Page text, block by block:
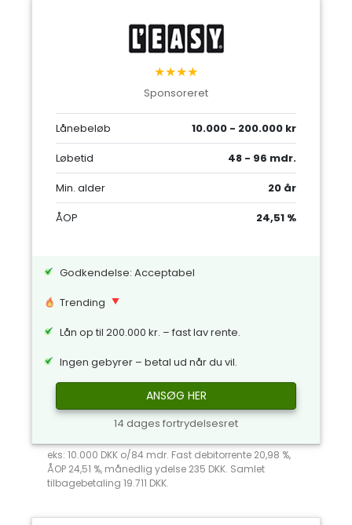
★★★★
Sponsoreret
Lånebeløb
10.000 - 200.000 kr
Løbetid
48 - 96 mdr.
Min. alder
20 år
ÅOP
24,51 %
Godkendelse: Acceptabel
Trending
Lån op til 200.000 kr. – fast lav rente.
Ingen gebyrer – betal ud når du vil.
ANSØG HER
14 dages fortrydelsesret
eks: 10.000 DKK o/84 mdr. Fast debitorrente 20,98 %,
ÅOP 24,51 %, månedlig ydelse 235 DKK. Samlet
tilbagebetaling 19.711 DKK.